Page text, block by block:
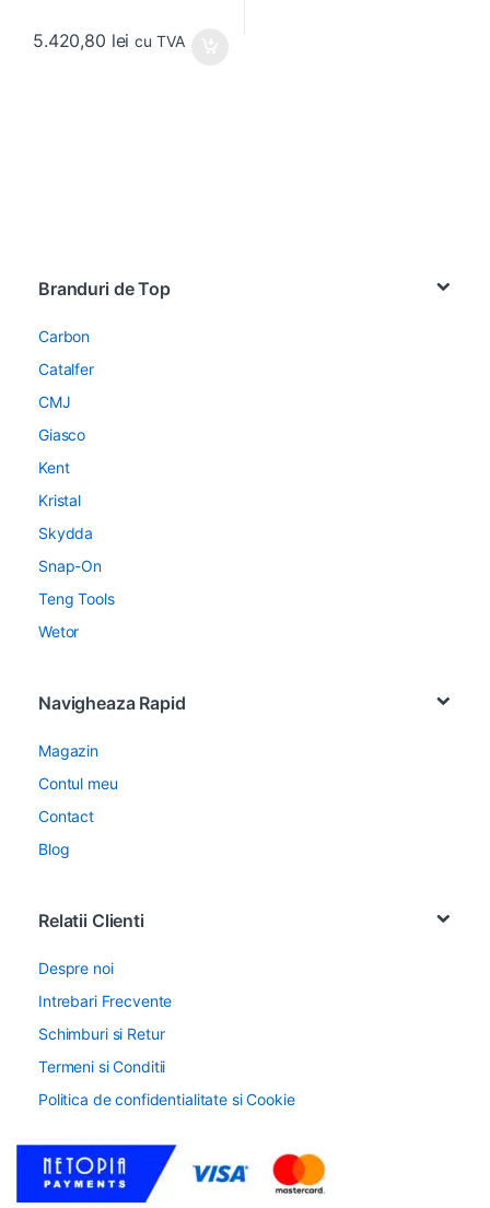
5.420,80 lei cu TVA
Branduri de Top
Carbon
Catalfer
CMJ
Giasco
Kent
Kristal
Skydda
Snap-On
Teng Tools
Wetor
Navigheaza Rapid
Magazin
Contul meu
Contact
Blog
Relatii Clienti
Despre noi
Intrebari Frecvente
Schimburi si Retur
Termeni si Conditii
Politica de confidentialitate si Cookie